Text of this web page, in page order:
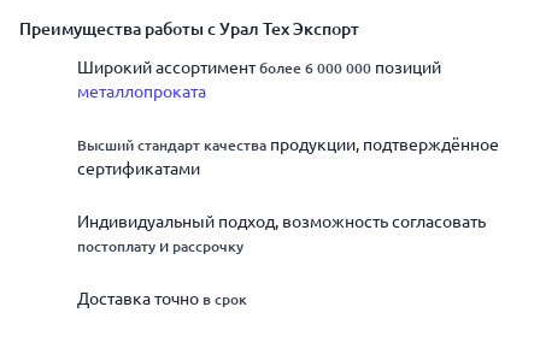
Преимущества работы с Урал Тех Экспорт
Широкий ассортиментболее 6 000 000 позиций
металлопроката
Высший стандарт качества продукции, подтверждённое
сертификатами
Индивидуальный подход, возможность согласовать
постоплату и рассрочку
Доставка точно в срок